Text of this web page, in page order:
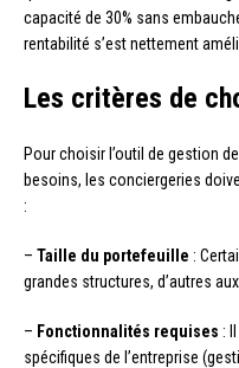
capacité de 30% sans
rentabilité s’est nettement
Les critères de
Pour choisir l’outil de gestion
besoins, les conciergeries
:
– Taille du portefeuille :
grandes structures, d’autres
– Fonctionnalités requises :
spécifiques de l’entreprise